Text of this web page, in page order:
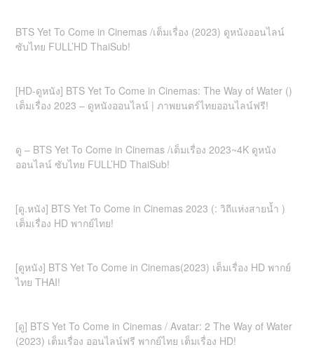
BTS Yet To Come in Cinemas /เต็มเรื่อง (2023) ดูหนังออนไลน์
ซับไทย FULL’HD ThaiSub!
[HD-ดูหนัง] BTS Yet To Come in Cinemas: The Way of Water ()
เต็มเรื่อง 2023 – ดูหนังออนไลน์ | ภาพยนตร์ไทยออนไลน์ฟรี!
ดู – BTS Yet To Come in Cinemas /เต็มเรื่อง 2023~4K ดูหนัง
ออนไลน์ ซับไทย FULL’HD ThaiSub!
[ดู.หนัง] BTS Yet To Come in Cinemas 2023 (: วิถีแห่งสายน้ำ )
เต็มเรื่อง HD พากย์ไทย!
[ดูหนัง] BTS Yet To Come in Cinemas(2023) เต็มเรื่อง HD พากย์
ไทย THAI!
[ดู] BTS Yet To Come in Cinemas / Avatar: 2 The Way of Water
(2023) เต็มเรื่อง ออนไลน์ฟรี พากย์ไทย เต็มเรื่อง HD!